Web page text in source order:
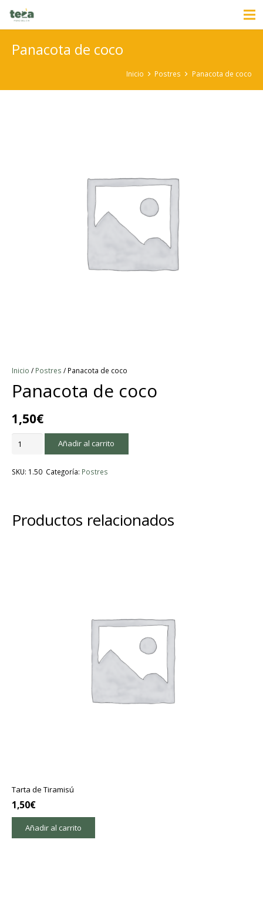
Panacota de coco
Inicio Postres Panacota de coco
Inicio / Postres / Panacota de coco
Panacota de coco
1,50€
Panacota
Añadir al carrito
SKU: 1.50 Categoría: Postres
Productos relacionados
Tarta de Tiramisú
1,50€
Añadir al carrito